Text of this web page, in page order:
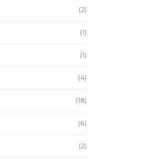
(2)
(1)
(1)
(4)
(18)
(6)
(2)